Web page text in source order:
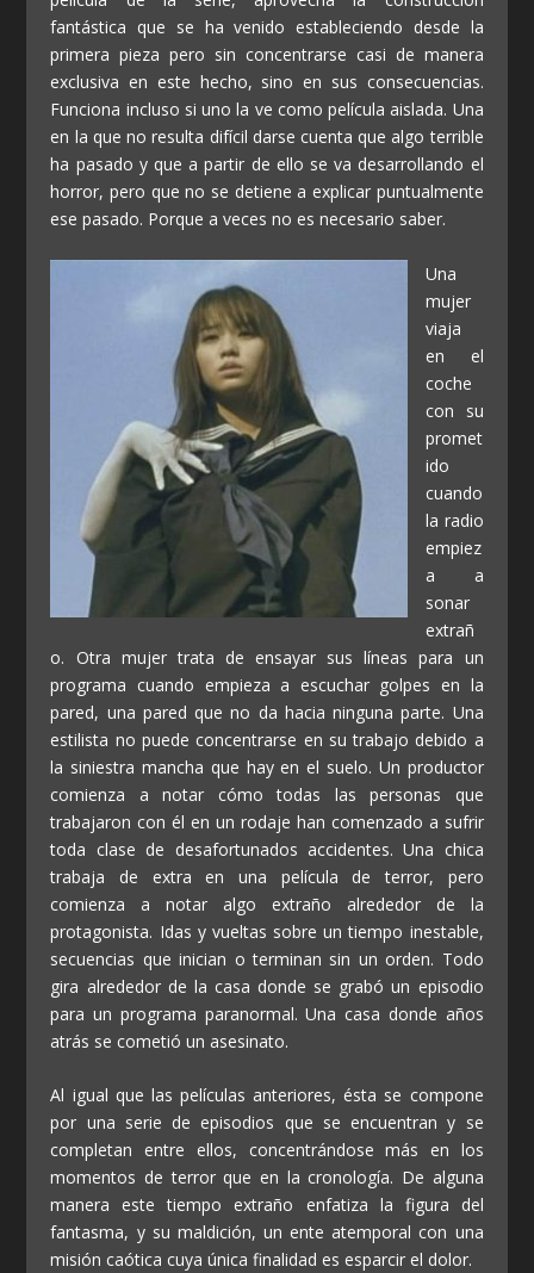
fantástica que se ha venido estableciendo desde la
primera pieza pero sin concentrarse casi de manera
exclusiva en este hecho, sino en sus consecuencias.
Funciona incluso si uno la ve como película aislada. Una
en la que no resulta difícil darse cuenta que algo terrible
ha pasado y que a partir de ello se va desarrollando el
horror, pero que no se detiene a explicar puntualmente
ese pasado. Porque a veces no es necesario saber.
Una
mujer
viaja
en el
coche
con su
promet
ido
cuando
la radio
empiez
a a
sonar
extrañ
o. Otra mujer trata de ensayar sus líneas para un
programa cuando empieza a escuchar golpes en la
pared, una pared que no da hacia ninguna parte. Una
estilista no puede concentrarse en su trabajo debido a
la siniestra mancha que hay en el suelo. Un productor
comienza a notar cómo todas las personas que
trabajaron con él en un rodaje han comenzado a sufrir
toda clase de desafortunados accidentes. Una chica
trabaja de extra en una película de terror, pero
comienza a notar algo extraño alrededor de la
protagonista. Idas y vueltas sobre un tiempo inestable,
secuencias que inician o terminan sin un orden. Todo
gira alrededor de la casa donde se grabó un episodio
para un programa paranormal. Una casa donde años
atrás se cometió un asesinato.
Al igual que las películas anteriores, ésta se compone
por una serie de episodios que se encuentran y se
completan entre ellos, concentrándose más en los
momentos de terror que en la cronología. De alguna
manera este tiempo extraño enfatiza la figura del
fantasma, y su maldición, un ente atemporal con una
misión caótica cuya única finalidad es esparcir el dolor.